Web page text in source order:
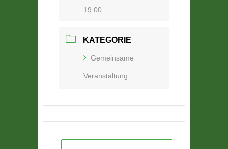
19:00
KATEGORIE
Gemeinsame
Veranstaltung